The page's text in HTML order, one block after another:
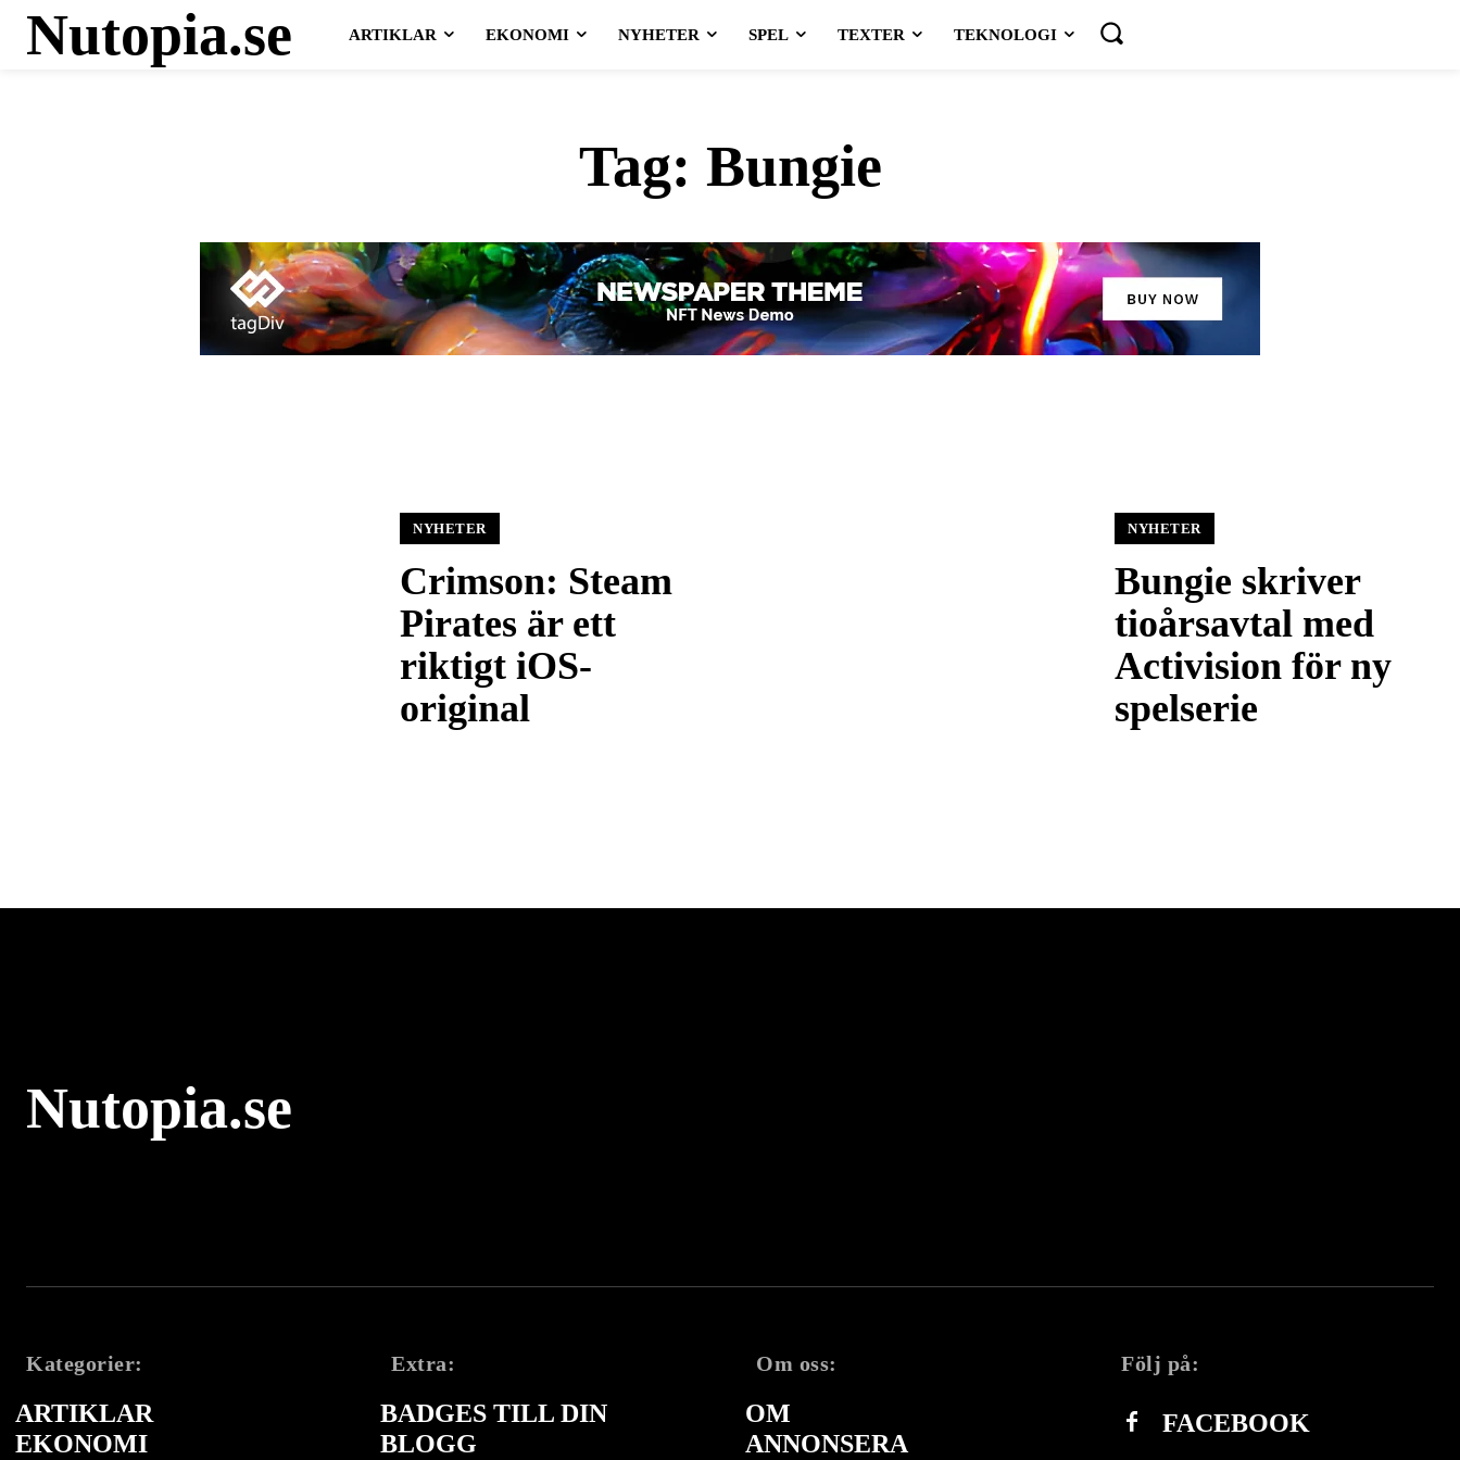
Nutopia.se ARTIKLAR EKONOMI NYHETER SPEL TEXTER TEKNOLOGI
Tag: Bungie
NYHETER
Crimson: Steam
Pirates är ett
riktigt iOS-
original
NYHETER
Bungie skriver
tioårsavtal med
Activision för ny
spelserie
Nutopia.se
Kategorier:
ARTIKLAR
EKONOMI
Extra:
BADGES TILL DIN
BLOGG
Om oss:
OM
ANNONSERA
Följ på:
FACEBOOK